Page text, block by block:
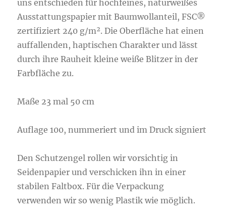
uns entschieden für hochfeines, naturweißes
Ausstattungspapier mit Baumwollanteil, FSC®
zertifiziert 240 g/m². Die Oberfläche hat einen
auffallenden, haptischen Charakter und lässt
durch ihre Rauheit kleine weiße Blitzer in der
Farbfläche zu.
Maße 23 mal 50 cm
Auflage 100, nummeriert und im Druck signiert
Den Schutzengel rollen wir vorsichtig in
Seidenpapier und verschicken ihn in einer
stabilen Faltbox. Für die Verpackung
verwenden wir so wenig Plastik wie möglich.